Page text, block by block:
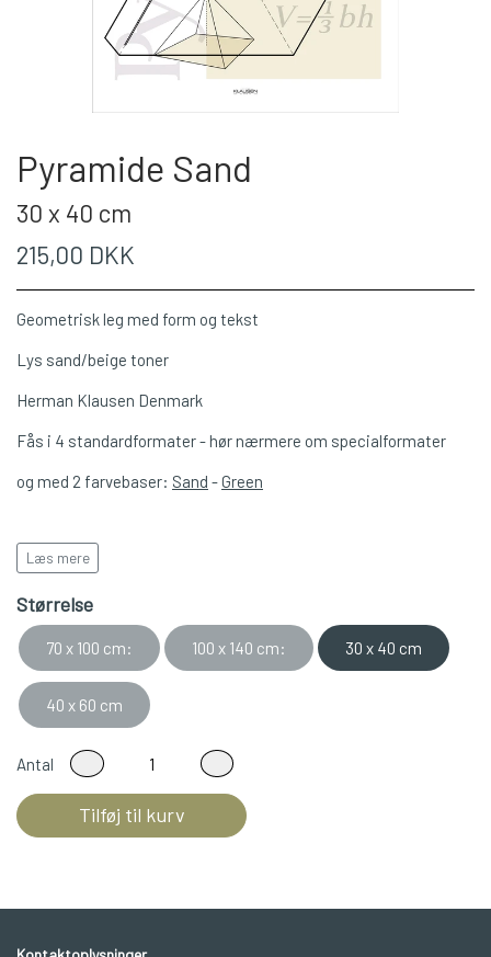
Pyramide Sand
30 x 40 cm
215,00 DKK
Geometrisk leg med form og tekst
Lys sand/beige toner
Herman Klausen Denmark
Fås i 4 standardformater - hør nærmere om specialformater
og med 2 farvebaser: Sand -Green
Leveres i rulle/paprør
Læs mere
Størrelse
70 x 100 cm: 100 x 140 cm: 30 x 40 cm
40 x 60 cm
Antal
Tilføj til kurv